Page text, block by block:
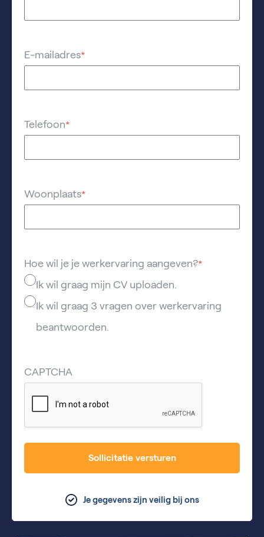
E-mailadres*
Telefoon*
Woonplaats*
Hoe wil je je werkervaring aangeven?*
Ik wil graag mijn CV uploaden.
Ik wil graag 3 vragen over werkervaring
beantwoorden.
CAPTCHA
Sollicitatie versturen
Je gegevens zijn veilig bij ons